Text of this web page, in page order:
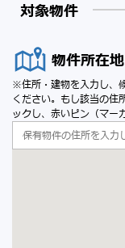
対象物件
物件所在地
※住所・建物を入力し、
ください。もし該当の住
ックし、赤いピン（マー